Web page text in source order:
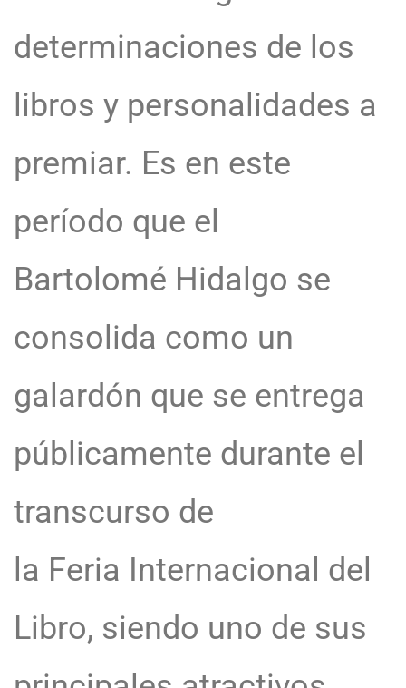
determinaciones de los
libros y personalidades a
premiar. Es en este
período que el
Bartolomé Hidalgo se
consolida como un
galardón que se entrega
públicamente durante el
transcurso de
la Feria Internacional del
Libro, siendo uno de sus